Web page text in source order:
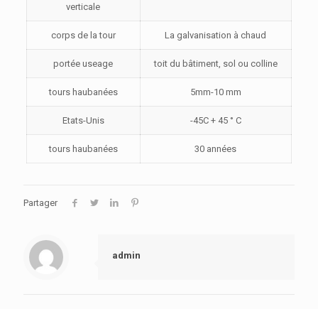
verticale
corps de la tour La galvanisation à chaud
portée useage toit du bâtiment, sol ou colline
tours haubanées 5mm-10 mm
Etats-Unis -45C + 45 ° C
tours haubanées 30 années
Partager
admin